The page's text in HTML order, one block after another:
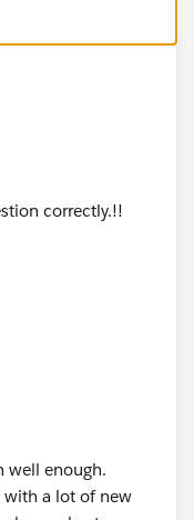
correctly.!!
well enough.
a lot of new